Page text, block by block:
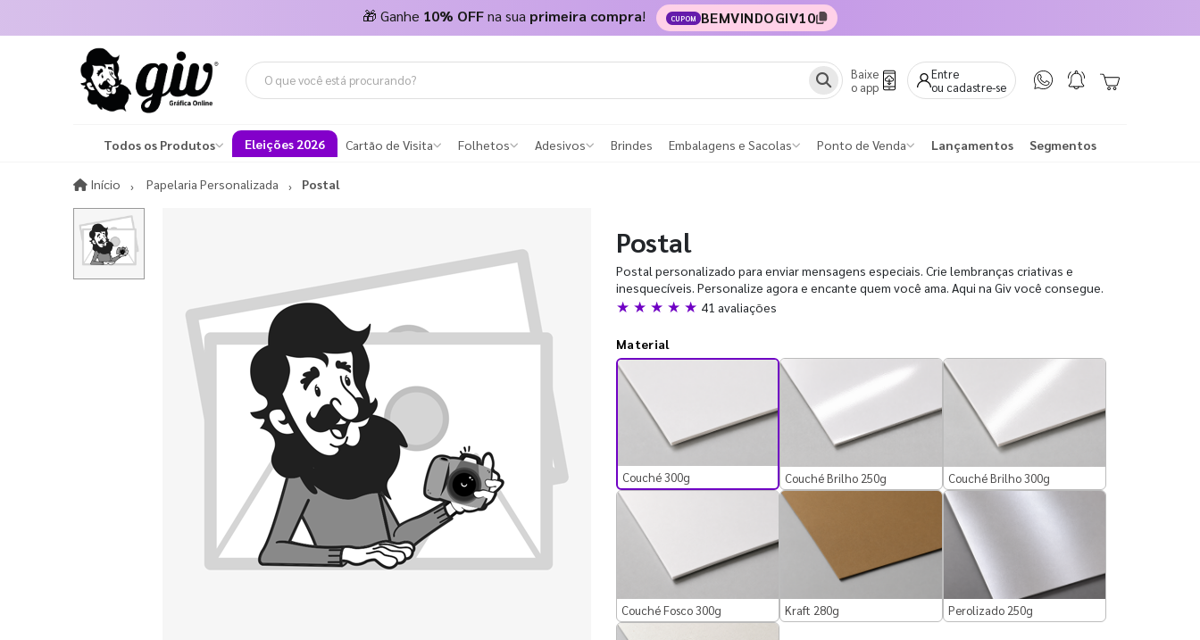
🎁 Ganhe 10% OFFna sua primeira compra! CUPOM BEMVINDOGIV10
Baixe
o app
Entre
ou cadastre-se
Todos os Produtos Eleições 2026 Cartão de Visita Folhetos Adesivos Brindes Embalagens e Sacolas Ponto de Venda Lançamentos Segmentos
Início InícioPapelaria Personalizada Postal
Postal
Postal personalizado para enviar mensagens especiais. Crie lembranças criativas e
inesquecíveis. Personalize agora e encante quem você ama. Aqui na Giv você consegue.
★ ★ ★ ★ ★ 41 avaliações
Material
Couché 300g Couché Brilho 250g Couché Brilho 300g
Couché Fosco 300g Kraft 280g Perolizado 250g